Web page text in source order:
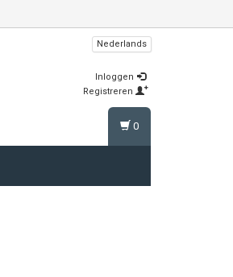
Nederlands
Inloggen
Registreren
0